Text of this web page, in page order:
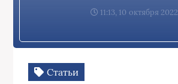
11:13, 10 октября 2022
Статьи